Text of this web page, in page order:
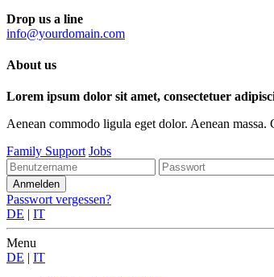
Drop us a line
info@yourdomain.com
About us
Lorem ipsum dolor sit amet, consectetuer
Aenean commodo ligula eget dolor. Aenean
Family Support Jobs
Passwort vergessen?
DE | IT
Menu
DE | IT